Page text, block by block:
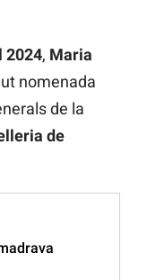
2024, Maria
nomenada
de la
de